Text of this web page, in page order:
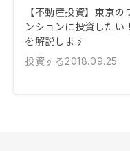
【不動産投資】東京の
ンションに投資したい
を解説します
投資する2018.09.25